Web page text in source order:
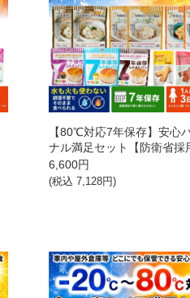
【80℃対応7年保存】安心
ナル満足セット【防衛省採
6,600円
(税込 7,128円)